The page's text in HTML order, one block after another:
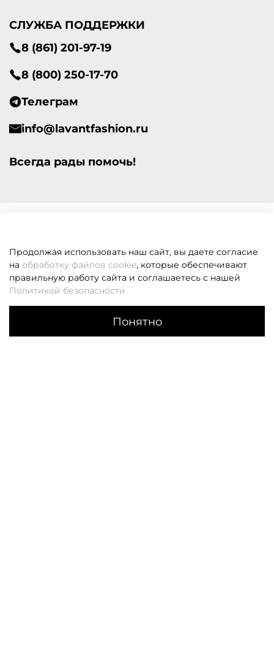
СЛУЖБА ПОДДЕРЖКИ
8 (861) 201-97-19
8 (800) 250-17-70
Телеграм
info@lavantfashion.ru
Всегда рады помочь!
Продолжая использовать наш сайт, вы даете согласие
на обработку файлов cookie, которые обеспечивают
правильную работу сайта и соглашаетесь с нашей
Политикой безопасности
Понятно